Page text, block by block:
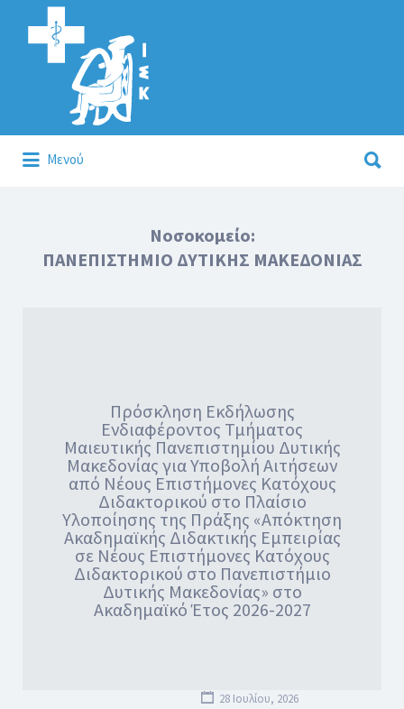
Αναζήτηση
για:
Μενού
για:
Νοσοκομείο:
ΠΑΝΕΠΙΣΤΗΜΙΟ ΔΥΤΙΚΗΣ ΜΑΚΕΔΟΝΙΑΣ
Πρόσκληση Εκδήλωσης
Ενδιαφέροντος Τμήματος
Μαιευτικής Πανεπιστημίου Δυτικής
Μακεδονίας για Υποβολή Αιτήσεων
από Νέους Επιστήμονες Κατόχους
Διδακτορικού στο Πλαίσιο
Υλοποίησης της Πράξης «Απόκτηση
Ακαδημαϊκής Διδακτικής Εμπειρίας
σε Νέους Επιστήμονες Κατόχους
Διδακτορικού στο Πανεπιστήμιο
Δυτικής Μακεδονίας» στο
Ακαδημαϊκό Έτος 2026-2027
28 Ιουλίου, 2026